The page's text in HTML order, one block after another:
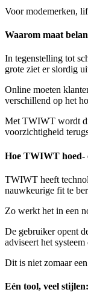
Voor modemerken,
Waarom maat
In tegenstelling tot
grote ziet er slordig
Online moeten
verschillend op het
Met TWIWT wordt
voorzichtigheid
Hoe TWIWT hoed-
TWIWT heeft
nauwkeurige fit te
Zo werkt het in een
De gebruiker opent
adviseert het
Dit is niet zomaar
Eén tool, veel